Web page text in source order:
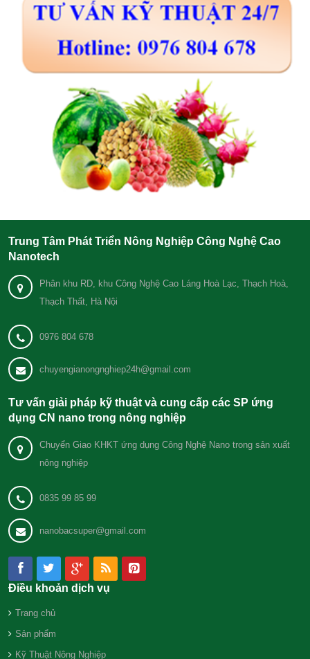
Trung Tâm Phát Triển Nông Nghiệp Công Nghệ Cao
Nanotech
Phân khu RD, khu Công Nghệ Cao Láng Hoà Lạc, Thạch Hoà,
Thạch Thất, Hà Nội
0976 804 678
chuyengianongnghiep24h@gmail.com
Tư vấn giải pháp kỹ thuật và cung cấp các SP ứng
dụng CN nano trong nông nghiệp
Chuyển Giao KHKT ứng dụng Công Nghệ Nano trong sản xuất
nông nghiệp
0835 99 85 99
nanobacsuper@gmail.com
Điều khoản dịch vụ
Trang chủ
Sản phẩm
Kỹ Thuật Nông Nghiệp